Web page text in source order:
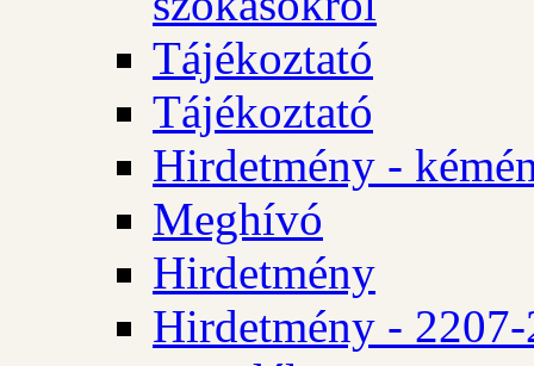
Tájékoztató
Tájékoztató
Hirdetmény -
Meghívó
Hirdetmény
Hirdetmény -